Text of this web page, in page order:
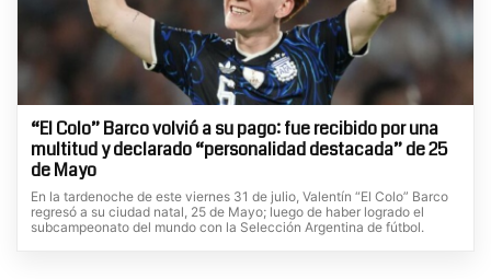
“El Colo” Barco volvió a su pago: fue recibido por una
multitud y declarado “personalidad destacada” de 25
de Mayo
En la tardenoche de este viernes 31 de julio, Valentín “El Colo” Barco
regresó a su ciudad natal, 25 de Mayo; luego de haber logrado el
subcampeonato del mundo con la Selección Argentina de fútbol.